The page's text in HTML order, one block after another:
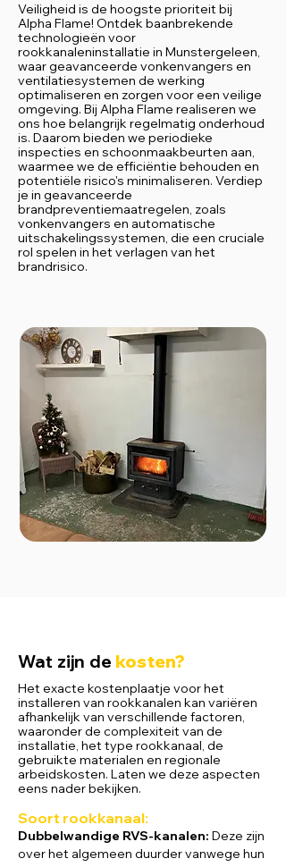
Veiligheid is de hoogste prioriteit bij
Alpha Flame! Ontdek baanbrekende
technologieën voor
rookkanaleninstallatie in Munstergeleen,
waar geavanceerde vonkenvangers en
ventilatiesystemen de werking
optimaliseren en zorgen voor een veilige
omgeving. Bij Alpha Flame realiseren we
ons hoe belangrijk regelmatig onderhoud
is. Daarom bieden we periodieke
inspecties en schoonmaakbeurten aan,
waarmee we de efficiëntie behouden en
potentiële risico's minimaliseren. Verdiep
je in geavanceerde
brandpreventiemaatregelen, zoals
vonkenvangers en automatische
uitschakelingssystemen, die een cruciale
rol spelen in het verlagen van het
brandrisico.
Wat zijn de kosten?
Het exacte kostenplaatje voor het
installeren van rookkanalen kan variëren
afhankelijk van verschillende factoren,
waaronder de complexiteit van de
installatie, het type rookkanaal, de
gebruikte materialen en regionale
arbeidskosten. Laten we deze aspecten
eens nader bekijken.
Soort rookkanaal:
Dubbelwandige RVS-kanalen: Deze zijn
over het algemeen duurder vanwege hun